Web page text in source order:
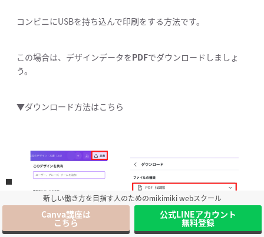
コンビニにUSBを持ち込んで印刷をする方法です。
この場合は、デザインデータをPDFでダウンロードしましょ
う。
▼ダウンロード方法はこちら
新しい働き方を目指す人のためのmikimiki webスクール
Canva講座は
こちら
公式LINEアカウント
無料登録